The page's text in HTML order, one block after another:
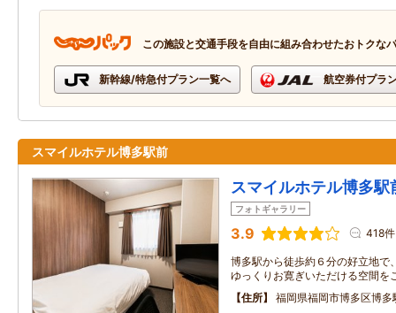
この施設と交通手段を自由に組み合わせたおトクな
新幹線/特急付プラン一覧へ 航空券付プラ
スマイルホテル博多駅前
スマイルホテル博多駅
フォトギャラリー
3.9 418件
博多駅から徒歩約６分の好立地で
ゆっくりお寛ぎいただける空間を
住所
福岡県福岡市博多区博